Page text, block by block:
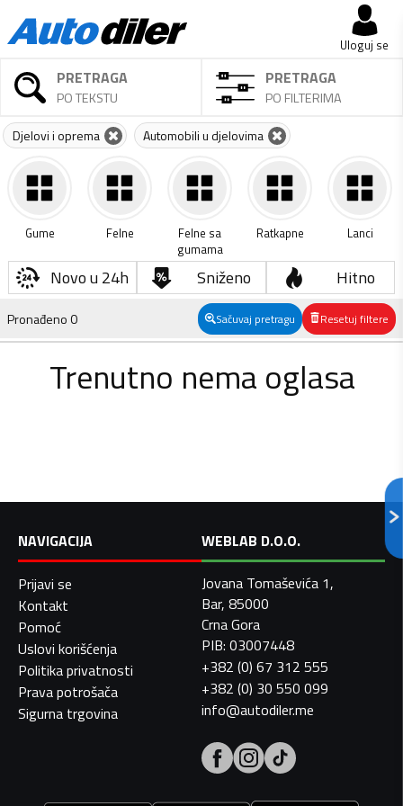
Uloguj se
PRETRAGA
PO TEKSTU
PRETRAGA
PO FILTERIMA
Djelovi i oprema Automobili u djelovima
Gume Felne
Felne sa
gumama
Ratkapne Lanci
Novo u 24h Sniženo Hitno
Pronađeno0 Sačuvaj pretragu Resetuj filtere
Trenutno nema oglasa
NAVIGACIJA
Prijavi se
Kontakt
Pomoć
Uslovi korišćenja
Politika privatnosti
Prava potrošača
Sigurna trgovina
WEBLAB D.O.O.
Jovana Tomaševića 1,
Bar, 85000
Crna Gora
PIB: 03007448
+382 (0) 67 312 555
+382 (0) 30 550 099
info@autodiler.me